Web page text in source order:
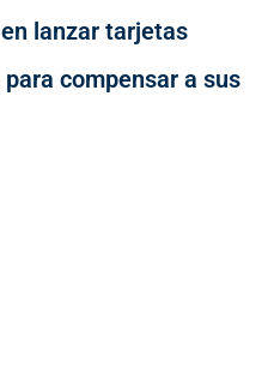
lanzar tarjetas
compensar a sus